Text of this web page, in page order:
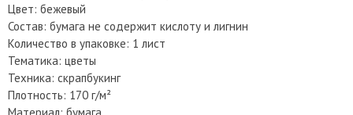
Цвет: бежевый
Состав: бумага не содержит кислоту и лигнин
Количество в упаковке: 1 лист
Тематика: цветы
Техника: скрапбукинг
Плотность: 170 г/м²